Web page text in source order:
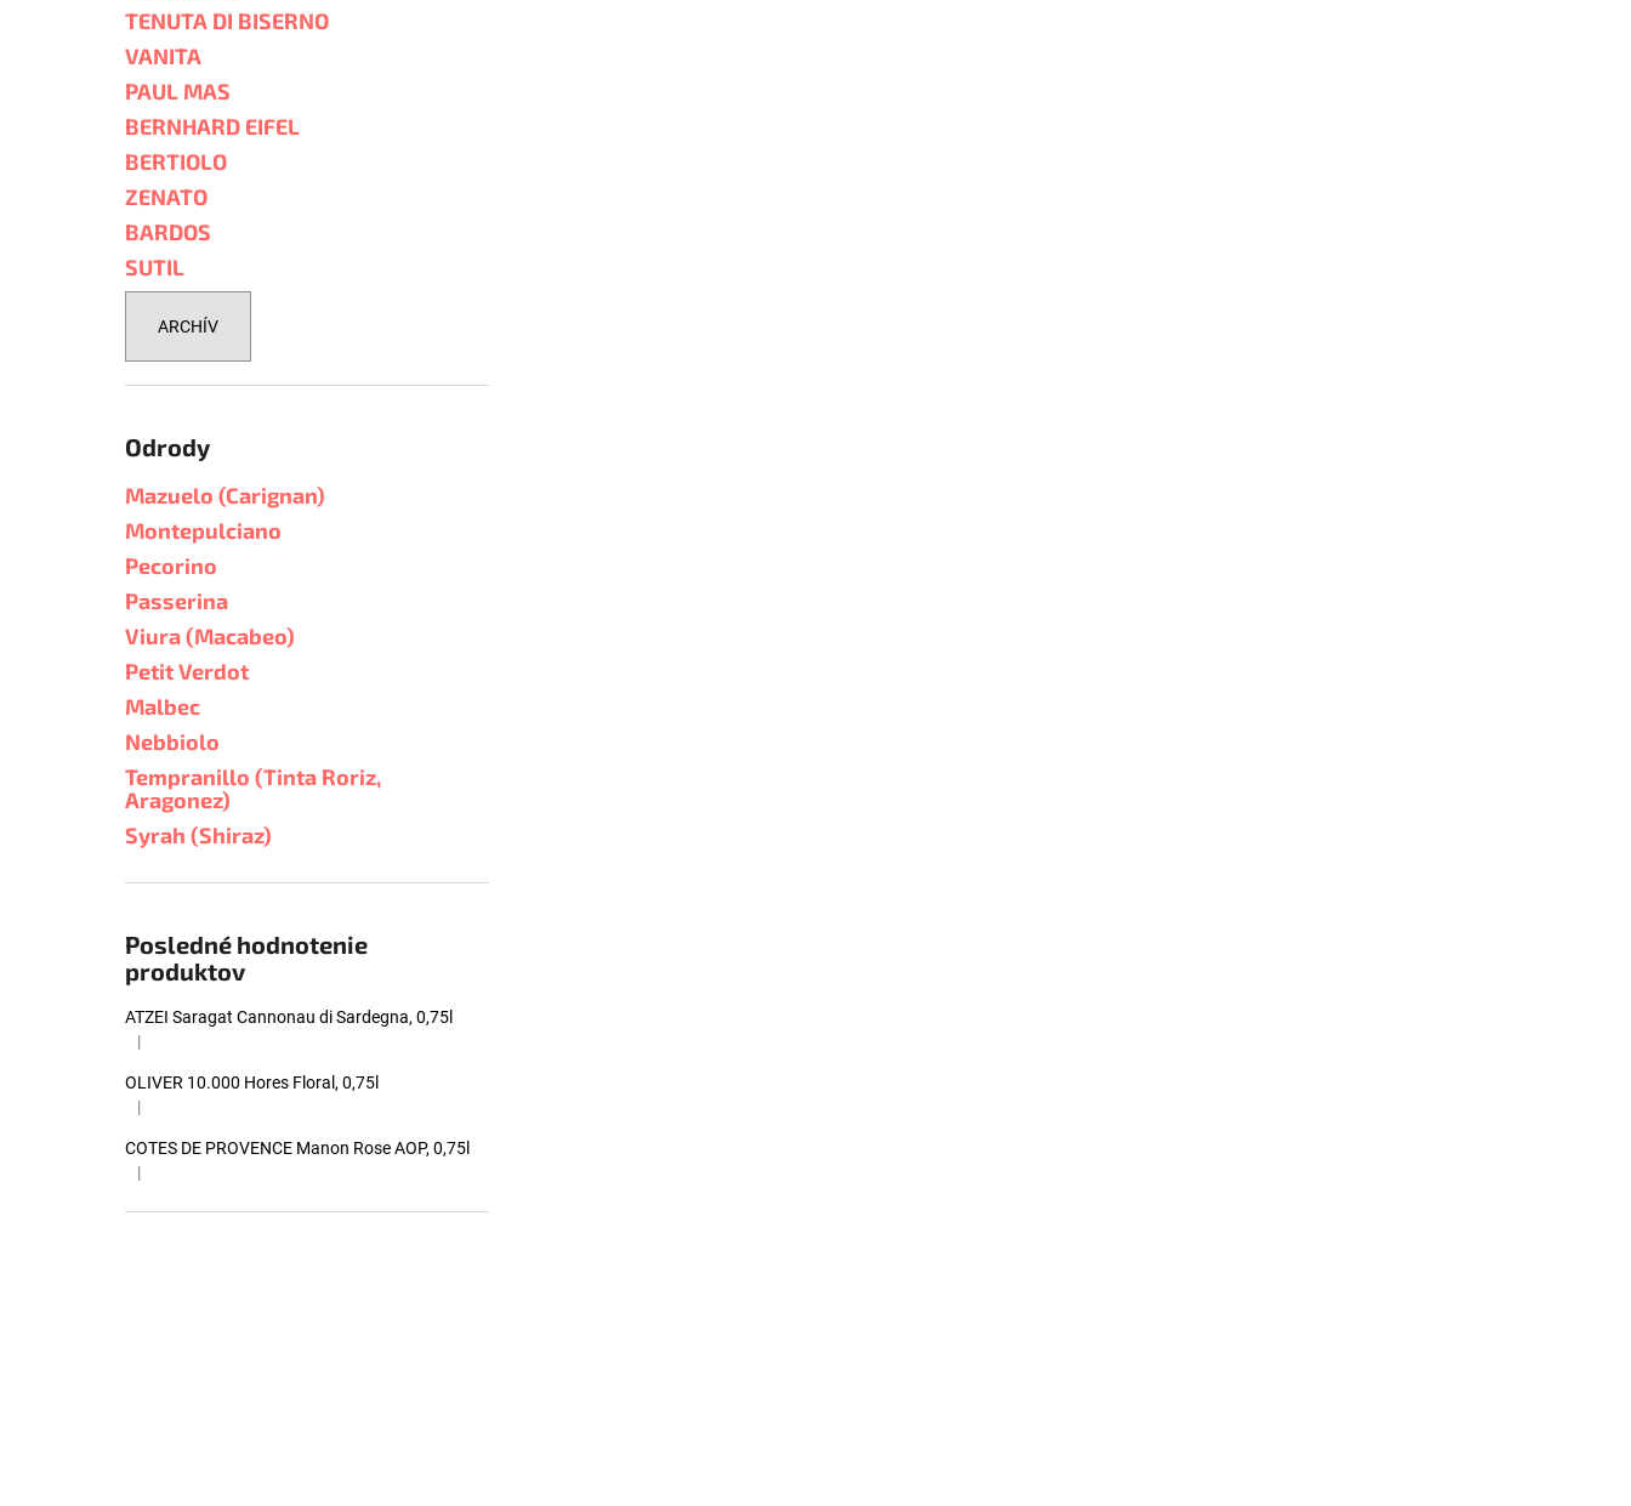
TENUTA DI BISERNO
VANITA
PAUL MAS
BERNHARD EIFEL
BERTIOLO
ZENATO
BARDOS
SUTIL
ARCHÍV
Odrody
Mazuelo (Carignan)
Montepulciano
Pecorino
Passerina
Viura (Macabeo)
Petit Verdot
Malbec
Nebbiolo
Tempranillo (Tinta Roriz,
Aragonez)
Syrah (Shiraz)
Posledné hodnotenie
produktov
ATZEI Saragat Cannonau di Sardegna, 0,75l
Hodnotenie produktu je 5 z 5 hviezdičiek.
|
OLIVER 10.000 Hores Floral, 0,75l
Hodnotenie produktu je 5 z 5 hviezdičiek.
|
COTES DE PROVENCE Manon Rose AOP, 0,75l
Hodnotenie produktu je 5 z 5 hviezdičiek.
|